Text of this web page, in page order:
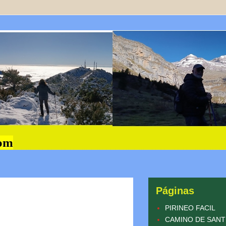
Páginas
PIRINEO FACIL
CAMINO DE